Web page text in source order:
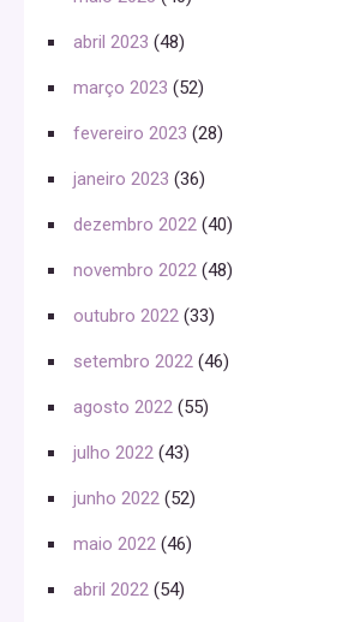
abril 2023 (48)
março 2023 (52)
fevereiro 2023 (28)
janeiro 2023 (36)
dezembro 2022 (40)
novembro 2022 (48)
outubro 2022 (33)
setembro 2022 (46)
agosto 2022 (55)
julho 2022 (43)
junho 2022 (52)
maio 2022 (46)
abril 2022 (54)